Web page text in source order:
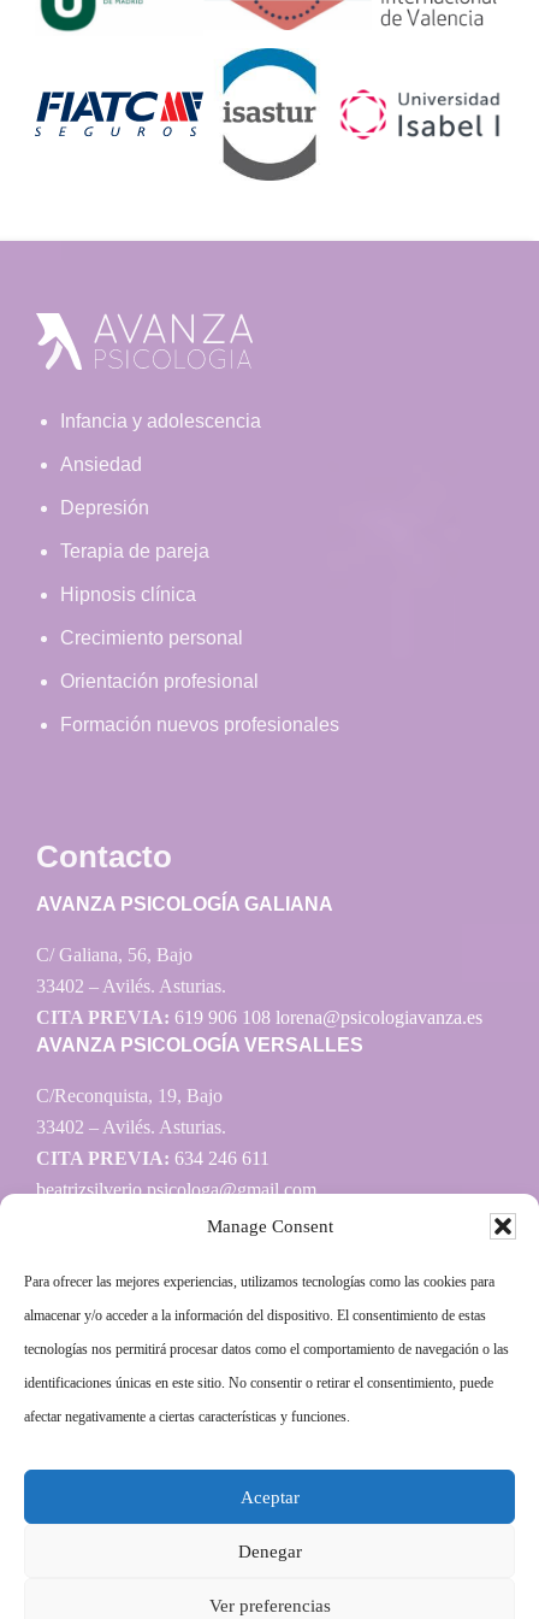
Manage Consent
Para ofrecer las mejores experiencias, utilizamos tecnologías como las cookies para
almacenar y/o acceder a la información del dispositivo. El consentimiento de estas
tecnologías nos permitirá procesar datos como el comportamiento de navegación o las
identificaciones únicas en este sitio. No consentir o retirar el consentimiento, puede
afectar negativamente a ciertas características y funciones.
Aceptar
Denegar
Ver preferencias
Footer
Infancia y adolescencia
Ansiedad
Depresión
Terapia de pareja
Hipnosis clínica
Crecimiento personal
Orientación profesional
Formación nuevos profesionales
Contacto
AVANZA PSICOLOGÍA GALIANA
C/ Galiana, 56, Bajo
33402 – Avilés. Asturias.
CITA PREVIA: 619 906 108 lorena@psicologiavanza.es
AVANZA PSICOLOGÍA VERSALLES
C/Reconquista, 19, Bajo
33402 – Avilés. Asturias.
CITA PREVIA: 634 246 611
beatrizsilverio.psicologa@gmail.com
Información
Aviso legal
Política de privacidad
Más información sobre las cookies